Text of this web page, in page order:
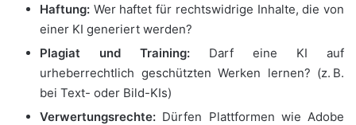
Haftung: Wer haftet für rechtswidrige Inhalte, die von
einer KI generiert werden?
Plagiat und Training: Darf eine KI auf
urheberrechtlich geschützten Werken lernen? (z. B.
bei Text- oder Bild-KIs)
Verwertungsrechte: Dürfen Plattformen wie Adobe